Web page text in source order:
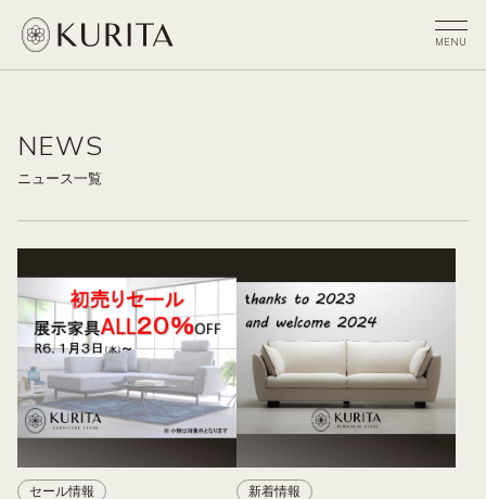
NEWS
ニュース一覧
セール情報 新着情報